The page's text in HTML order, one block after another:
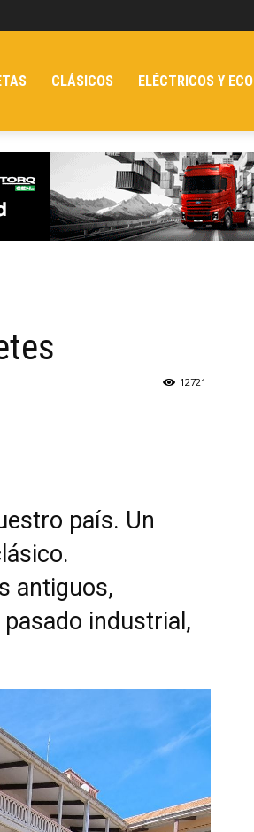
CLÁSICOS ELÉCTRICOS Y ECO
12721
país. Un
antiguos,
industrial,